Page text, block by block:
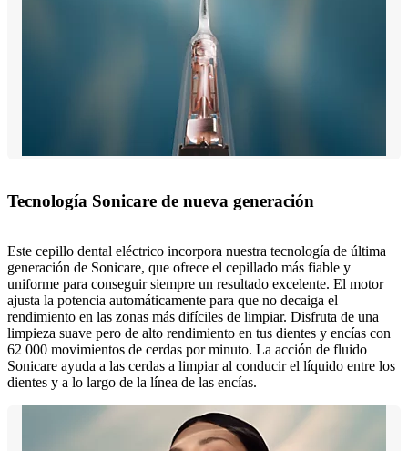
Tecnología Sonicare de nueva generación
Este cepillo dental eléctrico incorpora nuestra tecnología de última
generación de Sonicare, que ofrece el cepillado más fiable y
uniforme para conseguir siempre un resultado excelente. El motor
ajusta la potencia automáticamente para que no decaiga el
rendimiento en las zonas más difíciles de limpiar. Disfruta de una
limpieza suave pero de alto rendimiento en tus dientes y encías con
62 000 movimientos de cerdas por minuto. La acción de fluido
Sonicare ayuda a las cerdas a limpiar al conducir el líquido entre los
dientes y a lo largo de la línea de las encías.